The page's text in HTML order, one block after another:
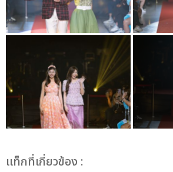
เเท็กที่เกี่ยวข้อง :